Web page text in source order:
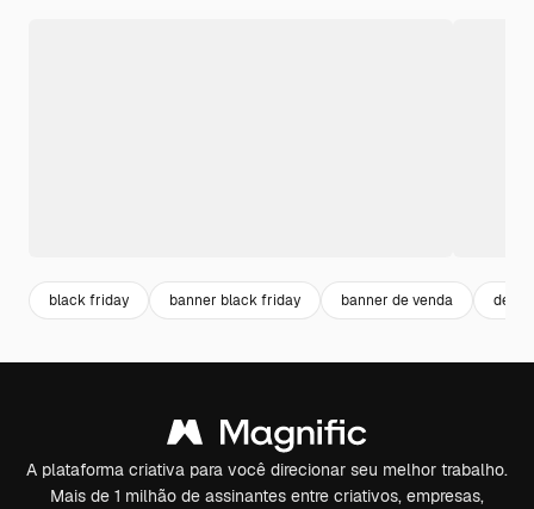
black friday banner black friday banner de venda
A plataforma criativa para você direcionar seu melhor trabalho.
Mais de 1 milhão de assinantes entre criativos, empresas,